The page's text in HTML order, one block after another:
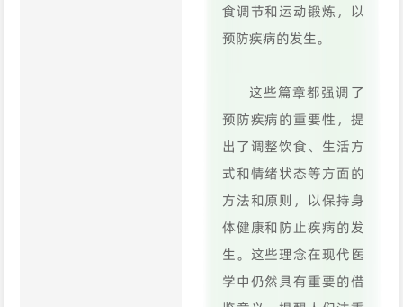
食调节和运动锻炼，以
预防疾病的发生。
这些篇章都强调了
预防疾病的重要性，提
出了调整饮食、生活方
式和情绪状态等方面的
方法和原则，以保持身
体健康和防止疾病的发
生。这些理念在现代医
学中仍然具有重要的借